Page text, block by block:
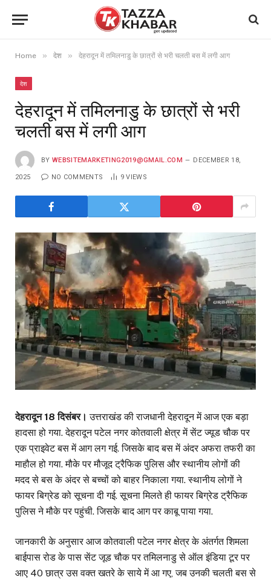
Home » देश » देहरादून में तमिलनाडु के छात्रों से भरी चलती बस में लगी आग
देश
देहरादून में तमिलनाडु के छात्रों से भरी
चलती बस में लगी आग
BY WEBSITEMARKETING2019@GMAIL.COM DECEMBER 18,
2025 NO COMMENTS 9VIEWS
देहरादून 18 दिसंबर। उत्तराखंड की राजधानी देहरादून में आज एक बड़ा
हादसा हो गया. देहरादून पटेल नगर कोतवाली क्षेत्र में सेंट ज्यूड चौक पर
एक प्राइवेट बस में आग लग गई. जिसके बाद बस में अंदर अफरा तफरी का
माहौल हो गया. मौके पर मौजूद ट्रैफिक पुलिस और स्थानीय लोगों की
मदद से बस के अंदर से बच्चों को बाहर निकाला गया. स्थानीय लोगों ने
फायर बिग्रेड को सूचना दी गई. सूचना मिलते ही फायर बिग्रेड ट्रैफिक
पुलिस ने मौके पर पहुंची. जिसके बाद आग पर काबू पाया गया.
जानकारी के अनुसार आज कोतवाली पटेल नगर क्षेत्र के अंतर्गत शिमला
बाईपास रोड के पास सेंट जूड चौक पर तमिलनाडु से ऑल इंडिया टूर पर
आए 40 छात्र उस वक्त खतरे के साये में आ गए, जब उनकी चलती बस से